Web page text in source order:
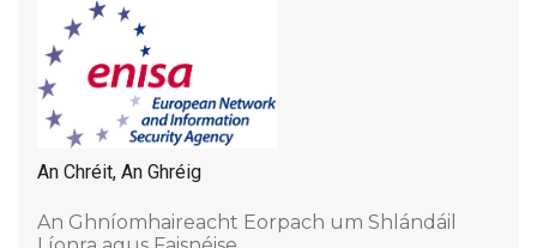
An Chréit, An Ghréig
An Ghníomhaireacht Eorpach um Shlándáil